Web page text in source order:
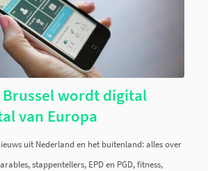
Brussel wordt digital
van Europa
uit Nederland en het buitenland: alles over
stappentellers, EPD en PGD, fitness,